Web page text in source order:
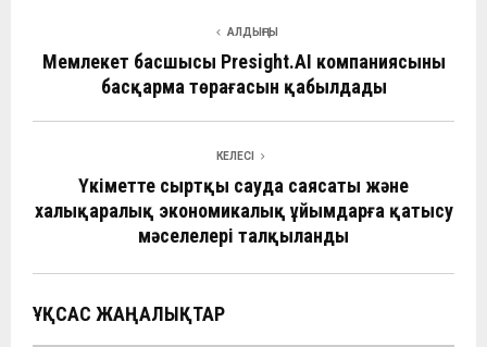
b
o
s
A
p
gr
a
m
h
at
dI
n
р
а
в
ть
АЛДЫҢҒЫ
Мемлекет басшысы Presight.AI компаниясының
басқарма төрағасын қабылдады
КЕЛЕСІ
Үкіметте сыртқы сауда саясаты және
халықаралық экономикалық ұйымдарға қатысу
мәселелері талқыланды
ҰҚСАС ЖАҢАЛЫҚТАР